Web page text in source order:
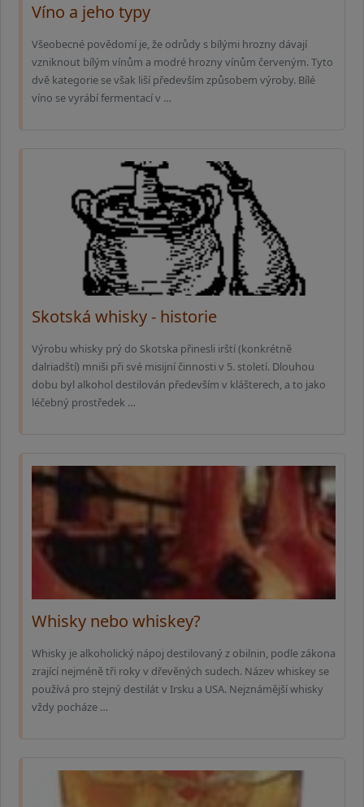
Víno a jeho typy
Všeobecné povědomí je, že odrůdy s bílými hrozny dávají
vzniknout bílým vínům a modré hrozny vínům červeným. Tyto
dvě kategorie se však liší především způsobem výroby. Bílé
víno se vyrábí fermentací v …
Skotská whisky - historie
Výrobu whisky prý do Skotska přinesli irští (konkrétně
dalriadští) mniši při své misijní činnosti v 5. století. Dlouhou
dobu byl alkohol destilován především v klášterech, a to jako
léčebný prostředek …
Whisky nebo whiskey?
Whisky je alkoholický nápoj destilovaný z obilnin, podle zákona
zrající nejméně tři roky v dřevěných sudech. Název whiskey se
používá pro stejný destilát v Irsku a USA. Nejznámější whisky
vždy pocháze …